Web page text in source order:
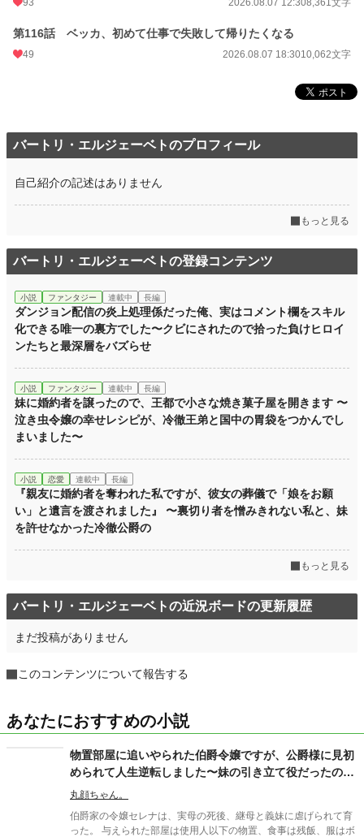
93 2026.08.07 12:308,361文字
第116話 ベッカ、初めて仕事で失敗して帰りたくなる
49 2026.08.07 18:3010,062文字
バートリ・エルジェーベトのプロフィール
自己紹介の記述はありません
もっと見る
バートリ・エルジェーベトの登録コンテンツ
小説 ファンタジー 連載中 長編
ダンジョン配信の炎上処理係だった俺、実はコメント欄をスキル
化できる唯一の裏方でした〜クビにされたので拾った負けヒロイ
ンたちと最深層をバズらせ
小説 ファンタジー 連載中 長編
妹に婚約者を譲ったので、王都で小さな焼き菓子屋を開きます 〜
泣き虫令嬢の幸せレシピが、冷徹王弟と国中の胃袋をつかんでし
まいました〜
小説 恋愛 連載中 長編
『親友に婚約者を奪われた私ですが、彼女の葬儀で「娘をお願
い」と遺言を渡されました』 〜裏切り者を憎みきれない私と、妹
を許せなかった冷徹公爵の
もっと見る
バートリ・エルジェーベトの近況ボードの更新履歴
まだ投稿がありません
このコンテンツについて報告する
あなたにおすすめの小説
物置部屋に追いやられた伯爵令嬢ですが、公爵様に見初
められて人生逆転しました〜妹の引き立て役だったの
に、今では社交界の花と呼ばれています〜
丸顔ちゃん。
伯爵家の令嬢セレナは、実母の死後、継母と義妹に虐げられて育
った。 与えられた部屋は使用人以下の物置、食事は残飯、服はボ